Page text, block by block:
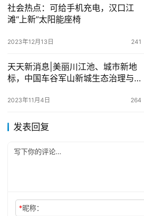
社会热点：可给手机充电，汉口江
滩“上新”太阳能座椅
2023年12月13日 241
天天新消息|美丽川江池、城市新地
标，中国车谷军山新城生态治理与
2023年11月4日 264
发表回复
*昵称：